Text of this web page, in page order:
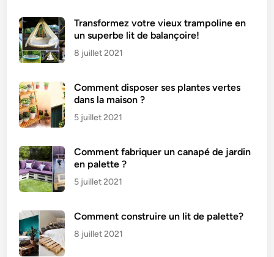
Transformez votre vieux trampoline en
un superbe lit de balançoire!
8 juillet 2021
Comment disposer ses plantes vertes
dans la maison ?
5 juillet 2021
Comment fabriquer un canapé de jardin
en palette ?
5 juillet 2021
Comment construire un lit de palette?
8 juillet 2021